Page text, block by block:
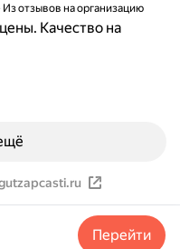
Из отзывов на организацию
Качество на
Перейти